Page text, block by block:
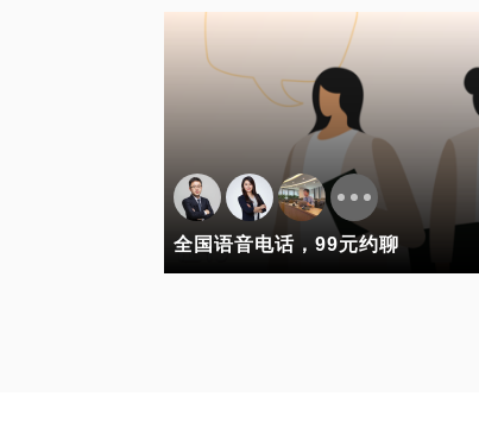
全国语音电话，99元约聊